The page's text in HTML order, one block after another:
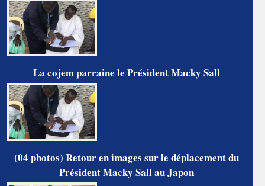
La cojem parraine le Président Macky Sall
(04 photos) Retour en images sur le déplacement du
Président Macky Sall au Japon